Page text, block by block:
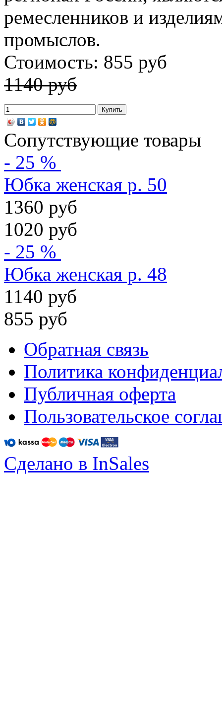
ремесленников и
промыслов.
Стоимость: 855 руб
1140 руб
Сопутствующие товары
- 25 %
Юбка женская р. 50
1360 руб
1020 руб
- 25 %
Юбка женская р. 48
1140 руб
855 руб
Обратная связь
Политика
Публичная оферта
Пользовательское
Сделано в InSales